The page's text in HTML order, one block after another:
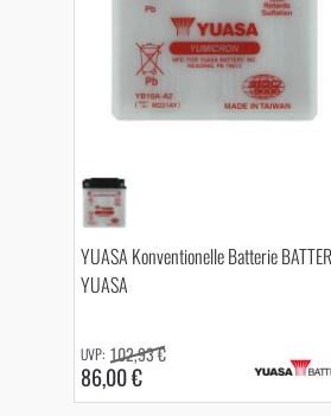
YUASA Konventionelle Batterie
YUASA
86,00 €
102,93 €